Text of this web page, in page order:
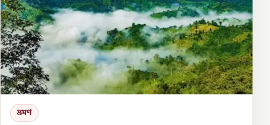
ভ্রমণ